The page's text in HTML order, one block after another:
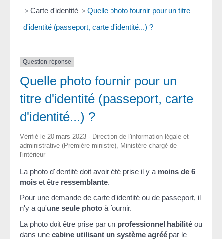
> Carte d'identité > Quelle photo fournir pour un titre
d'identité (passeport, carte d'identité...) ?
Question-réponse
Quelle photo fournir pour un
titre d'identité (passeport, carte
d'identité...) ?
Vérifié le 20 mars 2023 - Direction de l'information légale et
administrative (Première ministre), Ministère chargé de
l'intérieur
La photo d'identité doit avoir été prise il y a moins de 6
mois et être ressemblante.
Pour une demande de carte d'identité ou de passeport, il
n'y a qu'une seule photo à fournir.
La photo doit être prise par un professionnel habilité ou
dans une cabine utilisant un système agréé par le